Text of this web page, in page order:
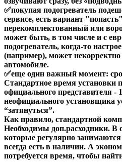
✅покупая подогреватель
сервисе, есть вариант
перекомплектованный или
может быть, в том числе и с
подогреватель, когда-то
(например), может некорректно
автомобиле.
✅еще один важный момент:
Стандартное время установки
официального представителя -
неофициального установщика
“затянуться”.
Как правило, стандартной
Необходимы доп.расходники. В
которые регулярно
всегда есть в наличии. А
потребуется время, чтобы